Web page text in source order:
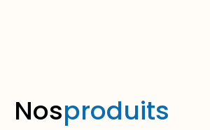
Nosproduits